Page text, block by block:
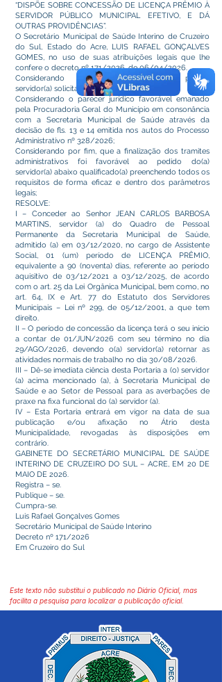
“DISPÕE SOBRE CONCESSÃO DE LICENÇA PRÊMIO À
SERVIDOR PÚBLICO MUNICIPAL EFETIVO, E DÁ
OUTRAS PROVIDÊNCIAS”.
O Secretário Municipal de Saúde Interino de Cruzeiro
do Sul, Estado do Acre, LUIS RAFAEL GONÇALVES
GOMES, no uso de suas atribuições legais que lhe
confere o decreto nº 171/2026, de 06/04/2026.
Considerando o pedido protocolado pelo(a)
servidor(a) solicitando Licença Prêmio;
Considerando o parecer jurídico favorável emanado
pela Procuradoria Geral do Município em consonância
com a Secretaria Municipal de Saúde através da
decisão de fls. 13 e 14 emitida nos autos do Processo
Administrativo nº 328/2026;
Considerando por fim, que a finalização dos tramites
administrativos foi favorável ao pedido do(a)
servidor(a) abaixo qualificado(a) preenchendo todos os
requisitos de forma eficaz e dentro dos parâmetros
legais;
RESOLVE:
I – Conceder ao Senhor JEAN CARLOS BARBOSA
MARTINS, servidor (a) do Quadro de Pessoal
Permanente da Secretaria Municipal de Saúde,
admitido (a) em 03/12/2020, no cargo de Assistente
Social, 01 (um) período de LICENÇA PRÊMIO,
equivalente a 90 (noventa) dias, referente ao período
aquisitivo de 03/12/2021 a 03/12/2025, de acordo
com o art. 25 da Lei Orgânica Municipal, bem como, no
art. 64, IX e Art. 77 do Estatuto dos Servidores
Municipais – Lei nº 299, de 05/12/2001, a que tem
direito.
II – O período de concessão da licença terá o seu início
a contar de 01/JUN/2026 com seu término no dia
29/AGO/2026, devendo o(a) servidor(a) retornar as
atividades normais de trabalho no dia 30/08/2026.
III – Dê-se imediata ciência desta Portaria a (o) servidor
(a) acima mencionado (a), à Secretaria Municipal de
Saúde e ao Setor de Pessoal para as averbações de
praxe na fixa funcional do (a) servidor (a).
IV – Esta Portaria entrará em vigor na data de sua
publicação e/ou afixação no Átrio desta
Municipalidade, revogadas às disposições em
contrário.
GABINETE DO SECRETÁRIO MUNICIPAL DE SAÚDE
INTERINO DE CRUZEIRO DO SUL – ACRE, EM 20 DE
MAIO DE 2026.
Registra – se.
Publique – se.
Cumpra-se.
Luis Rafael Gonçalves Gomes
Secretário Municipal de Saúde Interino
Decreto nº 171/2026
Em Cruzeiro do Sul
Este texto não substitui o publicado no Diário Oficial, mas
facilita a pesquisa para localizar a publicação oficial.